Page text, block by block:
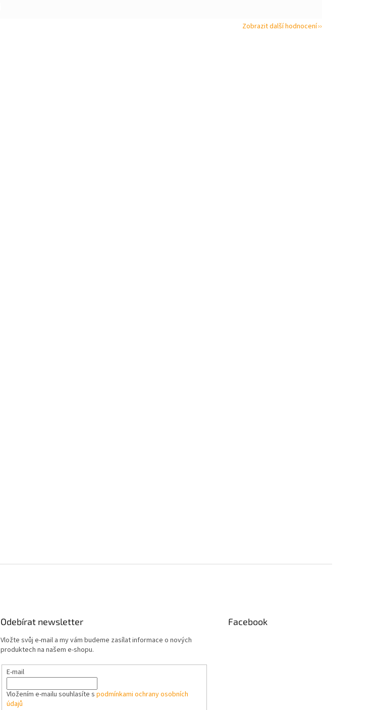
Zobrazit další hodnocení
Odebírat newsletter
Vložte svůj e-mail a my vám budeme zasílat informace o nových
produktech na našem e-shopu.
E-mail
Vložením e-mailu souhlasíte s podmínkami ochrany osobních
údajů
Facebook